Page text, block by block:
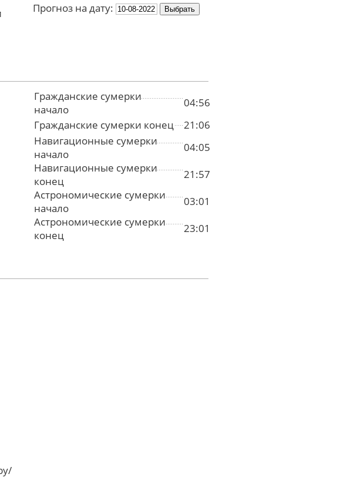
Прогноз на дату:
Гражданские сумерки
начало
04:56
Гражданские сумерки конец
21:06
Навигационные сумерки
начало
04:05
Навигационные сумерки
конец
21:57
Астрономические сумерки
начало
03:01
Астрономические сумерки
конец
23:01